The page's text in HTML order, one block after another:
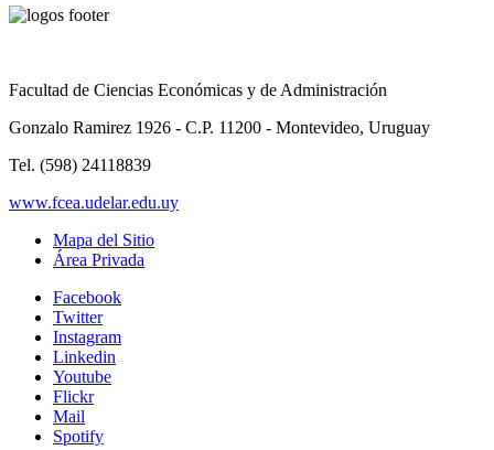
Facultad de Ciencias Económicas y de Administración
Gonzalo Ramirez 1926 - C.P. 11200 - Montevideo, Uruguay
Tel. (598) 24118839
www.fcea.udelar.edu.uy
Mapa del Sitio
Área Privada
Facebook
Twitter
Instagram
Linkedin
Youtube
Flickr
Mail
Spotify